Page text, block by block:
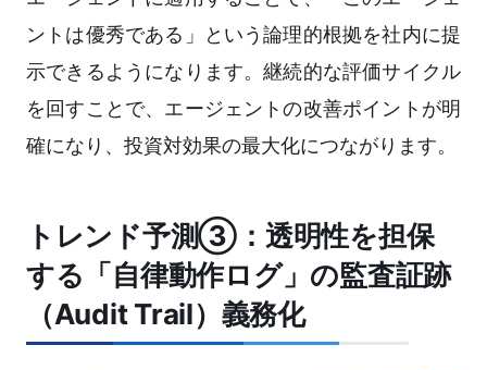
ントは優秀である」という論理的根拠を社内に提
示できるようになります。継続的な評価サイクル
を回すことで、エージェントの改善ポイントが明
確になり、投資対効果の最大化につながります。
トレンド予測③：透明性を担保
する「自律動作ログ」の監査証跡
（Audit Trail）義務化